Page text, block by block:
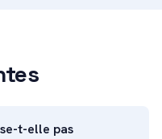
t-elle pas